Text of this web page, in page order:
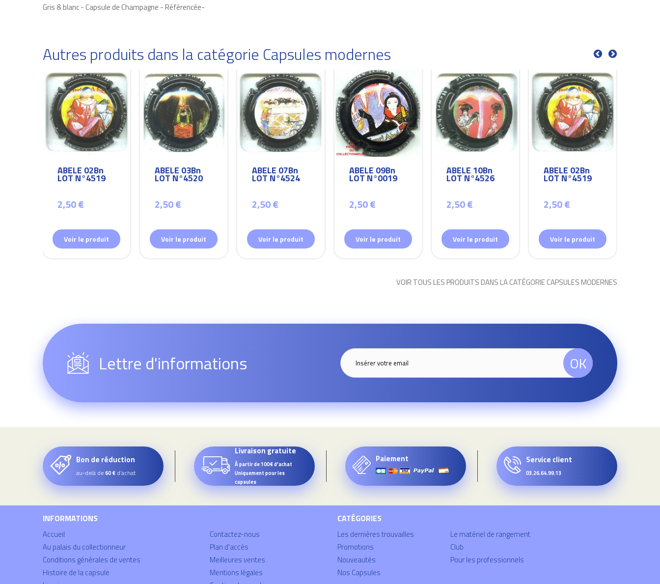
Gris & blanc - Capsule de Champagne - Référencée-
Autres produits dans la catégorie Capsules modernes
ABELE 02Bn
LOT N°4519
2,50 €
Voir le produit
ABELE 03Bn
LOT N°4520
2,50 €
Voir le produit
ABELE 07Bn
LOT N°4524
2,50 €
Voir le produit
ABELE 09Bn
LOT N°0019
2,50 €
Voir le produit
ABELE 10Bn
LOT N°4526
2,50 €
Voir le produit
ABELE 02Bn
LOT N°4519
2,50 €
Voir le produit
VOIR TOUS LES PRODUITS DANS LA CATÉGORIE CAPSULES MODERNES
Lettre d'informations OK
Bon de réduction
au-delà de60 € d’achat
Livraison gratuite
À partir de 100€ d'achat
Uniquement pour les
capsules
Paiement Service client
03.26.64.99.13
INFORMATIONS
Accueil
Au palais du collectionneur
Conditions générales de ventes
Histoire de la capsule
Contactez-nous
Plan d'accès
Meilleures ventes
Mentions légales
CATÉGORIES
Les dernières trouvailles
Promotions
Nouveautés
Nos Capsules
Le matériel de rangement
Club
Pour les professionnels